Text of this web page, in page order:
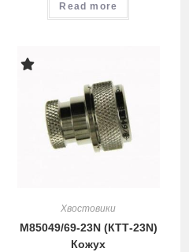
Read more
Хвостовики
M85049/69-23N (КТТ-23N)
Кожух